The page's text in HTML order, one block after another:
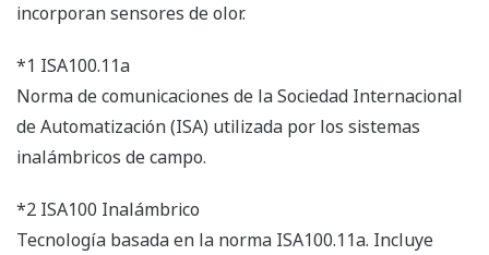
incorporan sensores de olor.
*1 ISA100.11a
Norma de comunicaciones de la Sociedad Internacional
de Automatización (ISA) utilizada por los sistemas
inalámbricos de campo.
*2 ISA100 Inalámbrico
Tecnología basada en la norma ISA100.11a. Incluye